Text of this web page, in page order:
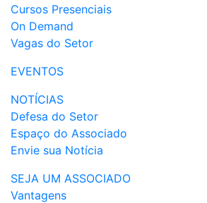
Cursos Presenciais
On Demand
Vagas do Setor
EVENTOS
NOTÍCIAS
Defesa do Setor
Espaço do Associado
Envie sua Notícia
SEJA UM ASSOCIADO
Vantagens